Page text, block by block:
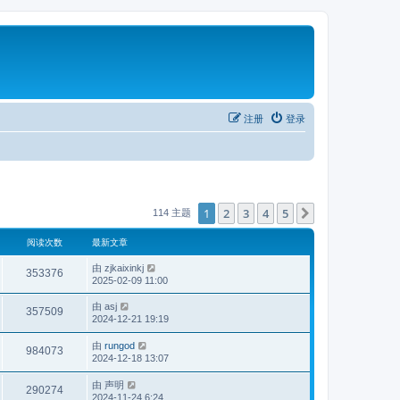
登录
注册
114 主题 1 2 3 4 5
阅读次数 最新文章
353376 由 zjkaixinkj
2025-02-09 11:00
357509 由 asj
2024-12-21 19:19
984073 由 rungod
2024-12-18 13:07
290274 由 声明
2024-11-24 6:24